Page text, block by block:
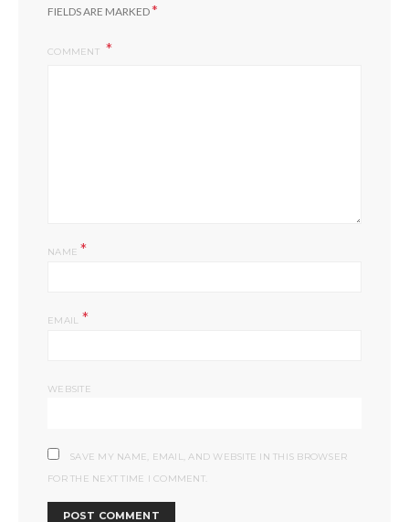
FIELDS ARE MARKED*
COMMENT
NAME *
EMAIL *
WEBSITE
SAVE MY NAME, EMAIL, AND WEBSITE IN THIS BROWSER
FOR THE NEXT TIME I COMMENT.